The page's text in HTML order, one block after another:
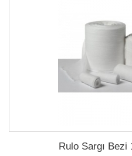
Rulo Sargı